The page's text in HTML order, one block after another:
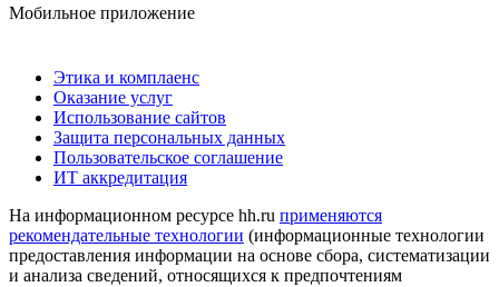
Мобильное приложение
Этика и комплаенс
Оказание услуг
Использование сайтов
Защита персональных данных
Пользовательское соглашение
ИТ аккредитация
На информационном ресурсе hh.ru применяются
рекомендательные технологии (информационные технологии
предоставления информации на основе сбора, систематизации
и анализа сведений, относящихся к предпочтениям